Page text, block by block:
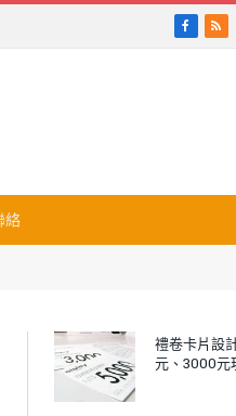
RSS
絡
禮卷卡片設
元、3000元